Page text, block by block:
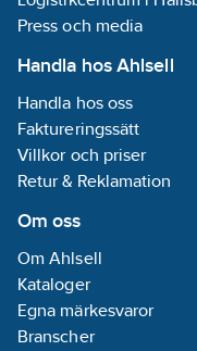
Press och media
Handla hos Ahlsell
Handla hos oss
Faktureringssätt
Villkor och priser
Retur & Reklamation
Om oss
Om Ahlsell
Kataloger
Egna märkesvaror
Branscher